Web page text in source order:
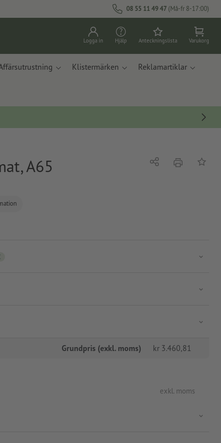
08 55 11 49 47 (Må-fr 8-17:00)
Logga in Hjälp Anteckningslista Varukorg
Klistermärken Reklamartiklar
A65 Dela erbjudande
På
Grundpris (exkl. moms) kr 3.460,81
exkl. moms